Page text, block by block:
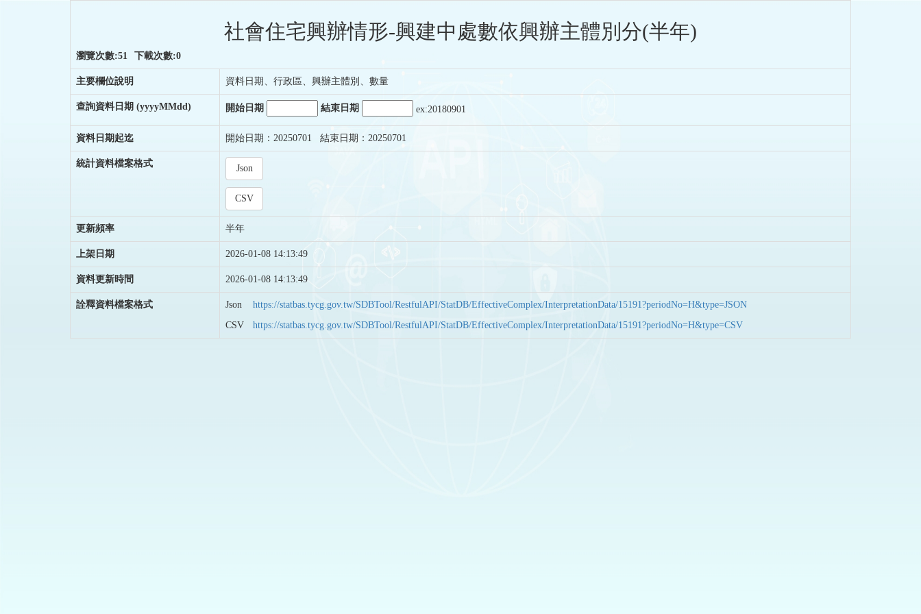
社會住宅興辦情形-興建中處數依興辦主體別分(半年)
瀏覽次數:51 下載次數:0
主要欄位說明 資料日期、行政區、興辦主體別、數量
查詢資料日期 (yyyyMMdd) 開始日期 結束日期 ex:20180901
資料日期起迄 開始日期：20250701 結束日期：20250701
統計資料檔案格式 Json
CSV
更新頻率 半年
上架日期 2026-01-08 14:13:49
資料更新時間 2026-01-08 14:13:49
詮釋資料檔案格式 Json
https://statbas.tycg.gov.tw/SDBTool/RestfulAPI/StatDB/EffectiveComplex/InterpretationData/15191?periodNo=H&type=JSON
CSV
https://statbas.tycg.gov.tw/SDBTool/RestfulAPI/StatDB/EffectiveComplex/InterpretationData/15191?periodNo=H&type=CSV